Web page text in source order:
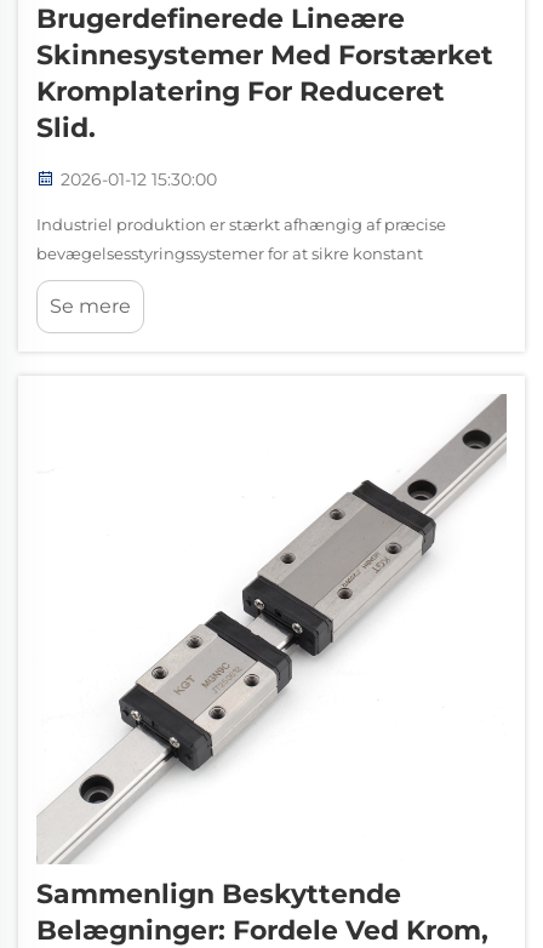
Brugerdefinerede Lineære
Skinnesystemer Med Forstærket
Kromplatering For Reduceret
Slid.
2026-01-12 15:30:00
Industriel produktion er stærkt afhængig af præcise
bevægelsesstyringssystemer for at sikre konstant
produktkvalitet og driftseffektivitet. Når mekaniske
komponenter udsættes for overmæssig slitage eller tidlig
Se mere
Sammenlign Beskyttende
Belægninger: Fordele Ved Krom,